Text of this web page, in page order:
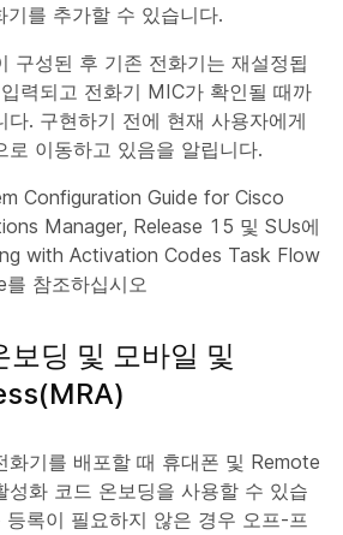
기를 추가할 수 있습니다.
구성된 후 기존 전화기는 재설정됩
력되고 전화기 MIC가 확인될 때까
다. 구현하기 전에 현재 사용자에게
로 이동하고 있음을 알립니다.
Configuration Guide for Cisco
Manager, Release 15 및 SUs에
with Activation Codes Task Flow
참조하십시오
보딩 및 모바일 및
화기를 배포할 때 휴대폰 및 Remote
화 코드 온보딩을 사용할 수 있습
록이 필요하지 않은 경우 오프-프